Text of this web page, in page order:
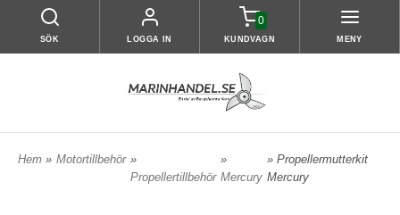
SÖK LOGGA IN
0
KUNDVAGN MENY
Hem » Motortillbehör »
Propellertillbehör
»
Mercury
» Propellermutterkit
Mercury